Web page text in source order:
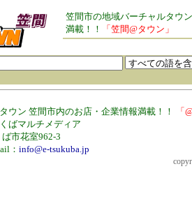
笠間市の地域バーチャルタウ
満載！！
「笠間@タウン」
ウン 笠間市内のお店・企業情報満載！！
「
ばマルチメディア
市花室962-3
： info@e-tsukuba.jp